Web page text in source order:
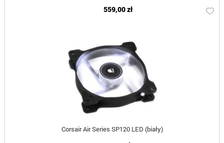
559,00 zł
Corsair Air Series SP120 LED (biały)